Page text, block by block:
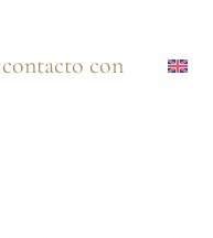
con